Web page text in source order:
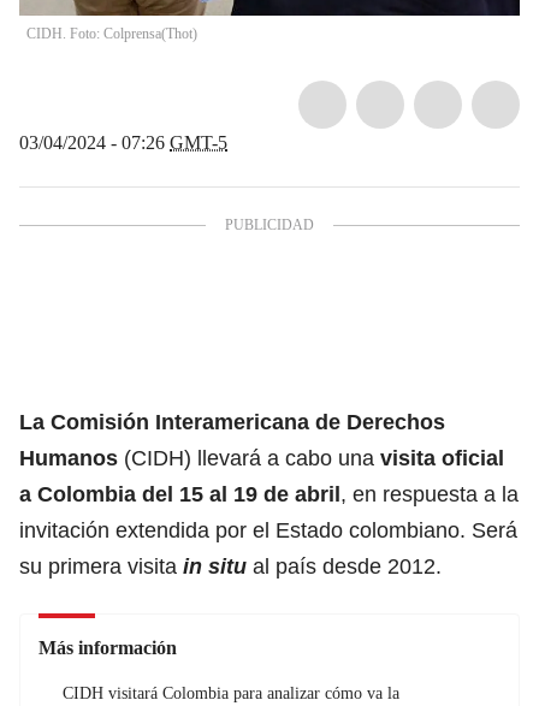
CIDH. Foto: Colprensa(Thot)
03/04/2024 - 07:26 GMT-5
La Comisión Interamericana de Derechos
Humanos (CIDH) llevará a cabo una visita oficial
a Colombia del 15 al 19 de abril, en respuesta a la
invitación extendida por el Estado colombiano. Será
su primera visita in situ al país desde 2012.
Más información
CIDH visitará Colombia para analizar cómo va la